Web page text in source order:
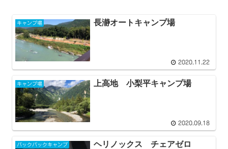
キャンプ場 長瀞オートキャンプ場
2020.11.22
キャンプ場 上高地 小梨平キャンプ場
2020.09.18
バックパックキャンプ ヘリノックス チェアゼロ